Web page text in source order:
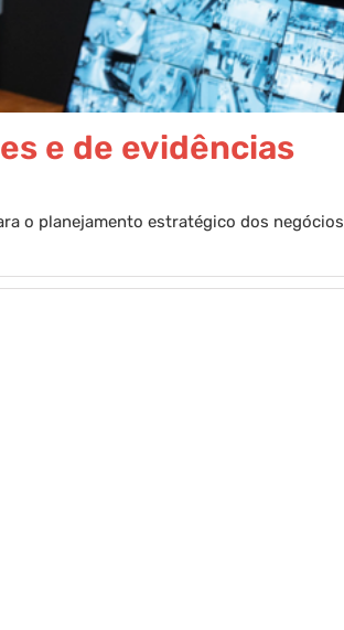
e de evidências
o planejamento estratégico dos negócios